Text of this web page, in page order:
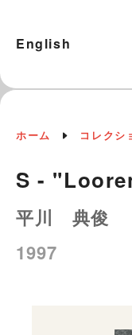
English
ホーム コレクシ
S -
平川 典俊
1997